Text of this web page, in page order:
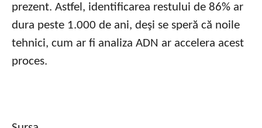
prezent. Astfel, identificarea restului de 86% ar
dura peste 1.000 de ani, deşi se speră că noile
tehnici, cum ar fi analiza ADN ar accelera acest
proces.